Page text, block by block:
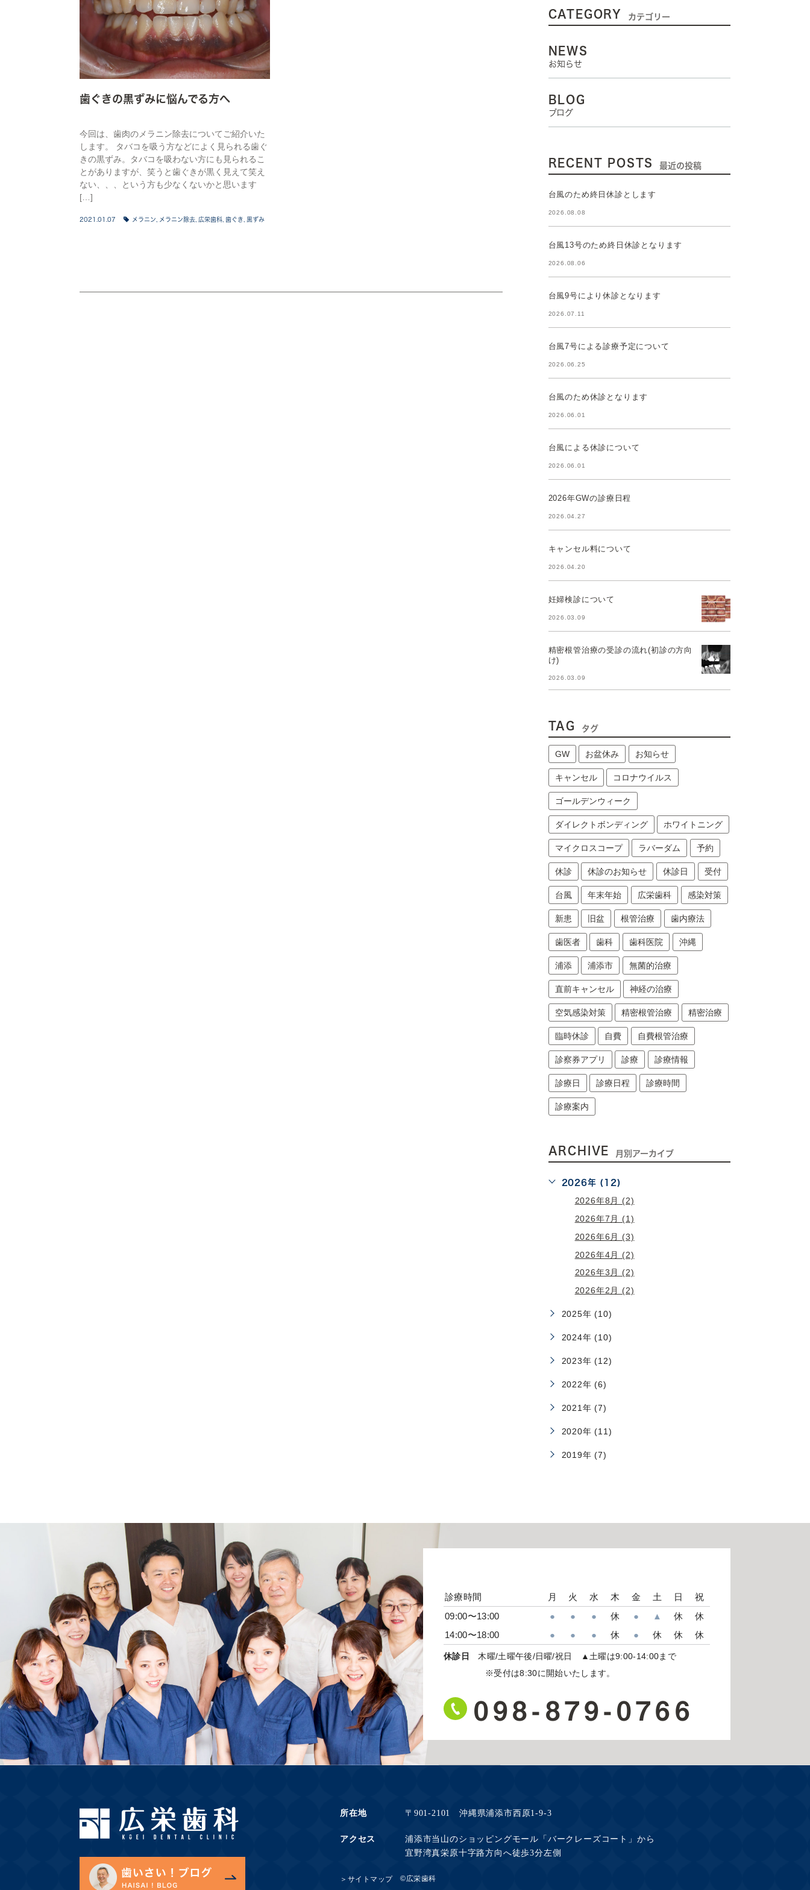
歯ぐきの黒ずみに悩んでる方へ
今回は、歯肉のメラニン除去についてご紹介いた
します。 タバコを吸う方などによく見られる歯ぐ
きの黒ずみ。タバコを吸わない方にも見られるこ
とがありますが、笑うと歯ぐきが黒く見えて笑え
ない、、、という方も少なくないかと思います
[…]
2021.01.07 メラニン メラニン除去 広栄歯科 歯ぐき 黒ずみ
CATEGORY カテゴリー
NEWS
お知らせ
BLOG
ブログ
RECENT POSTS 最近の投稿
台風のため終日休診とします
2026.08.08
台風13号のため終日休診となります
2026.08.06
台風9号により休診となります
2026.07.11
台風7号による診療予定について
2026.06.25
台風のため休診となります
2026.06.01
台風による休診について
2026.06.01
2026年GWの診療日程
2026.04.27
キャンセル料について
2026.04.20
妊婦検診について
2026.03.09
精密根管治療の受診の流れ(初診の方向
け)
2026.03.09
TAG タグ
GW お盆休み お知らせ
キャンセル コロナウイルス
ゴールデンウィーク
ダイレクトボンディング ホワイトニング
マイクロスコープ ラバーダム 予約
休診 休診のお知らせ 休診日 受付
台風 年末年始 広栄歯科 感染対策
新患 旧盆 根管治療 歯内療法
歯医者 歯科 歯科医院 沖縄
浦添 浦添市 無菌的治療
直前キャンセル 神経の治療
空気感染対策 精密根管治療 精密治療
臨時休診 自費 自費根管治療
診察券アプリ 診療 診療情報
診療日 診療日程 診療時間
診療案内
ARCHIVE 月別アーカイブ
2026年 (12)
2026年8月 (2)
2026年7月 (1)
2026年6月 (3)
2026年4月 (2)
2026年3月 (2)
2026年2月 (2)
2025年 (10)
2024年 (10)
2023年 (12)
2022年 (6)
2021年 (7)
2020年 (11)
2019年 (7)
診療時間 月 火 水 木 金 土 日
祝
09:00〜13:00
● ● ● 休 ● ▲ 休
休
14:00〜18:00
● ● ● 休 ● 休 休 休
休診日 木曜/土曜午後/日曜/祝日
▲土曜は9:00-14:00まで
※受付は8:30に開始いたします。
098-879-0766
所在地 〒901-2101 沖縄県浦添市西原1-9-3
アクセス
浦添市当山のショッピングモール「バークレーズコート」から
宜野湾真栄原十字路方向へ徒歩3分左側
＞サイトマップ ©広栄歯科